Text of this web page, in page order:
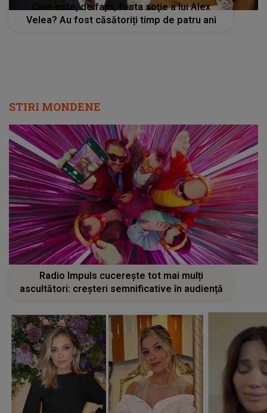
Cine este, de fapt, fosta soţie a lui Alex
Velea? Au fost căsătoriți timp de patru ani
STIRI MONDENE
Radio Impuls cucerește tot mai mulți
ascultători: creșteri semnificative în audiență